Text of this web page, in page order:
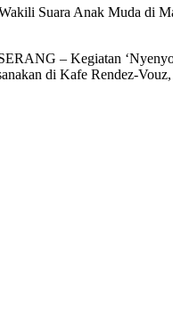
– Kegiatan
di Kafe Rendez-